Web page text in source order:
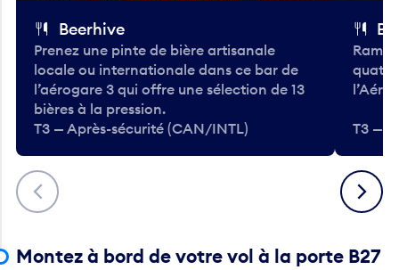
Précédent
Beerhive
Prenez une pinte de bière artisanale
locale ou internationale dans ce bar de
l’aérogare 3 qui offre une sélection de 13
bières à la pression.
T3 — Après-sécurité (CAN/INTL)
T3 —
Suivant
Montez à bord de votre vol à la porte B27